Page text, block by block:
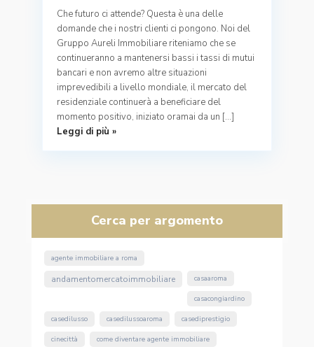
Che futuro ci attende? Questa è una delle
domande che i nostri clienti ci pongono. Noi del
Gruppo Aureli Immobiliare riteniamo che se
continueranno a mantenersi bassi i tassi di mutui
bancari e non avremo altre situazioni
imprevedibili a livello mondiale, il mercato del
residenziale continuerà a beneficiare del
momento positivo, iniziato oramai da un […]
Leggi di più »
Cerca per argomento
agente immobiliare a roma
andamentomercatoimmobiliare casaaroma
casacongiardino
casedilusso casedilussoaroma casediprestigio
cinecittà come diventare agente immobiliare